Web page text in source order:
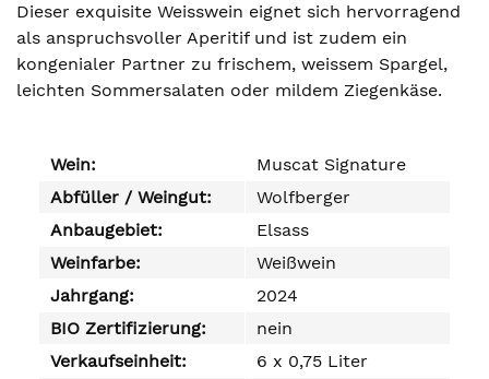
Dieser exquisite Weisswein eignet sich hervorragend
als anspruchsvoller Aperitif und ist zudem ein
kongenialer Partner zu frischem, weissem Spargel,
leichten Sommersalaten oder mildem Ziegenkäse.
Wein:
Muscat Signature
Abfüller / Weingut:
Wolfberger
Anbaugebiet:
Elsass
Weinfarbe:
Weißwein
Jahrgang:
2024
BIO Zertifizierung:
nein
Verkaufseinheit:
6 x 0,75 Liter